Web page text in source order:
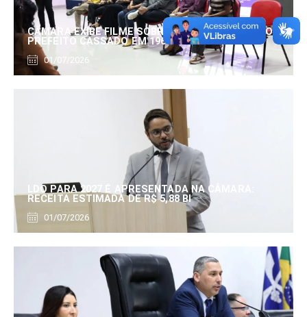
CÂMARA EXIBE FILME SOBRE EDUARDO SERRANO,
PREFEITO CASSADO EM 1960
01/07/2026
LDO PARA 2027 É APRESENTADA NA CÂMARA:
RECEITA ESTIMADA DE R$ 5,88 BI
01/07/2026